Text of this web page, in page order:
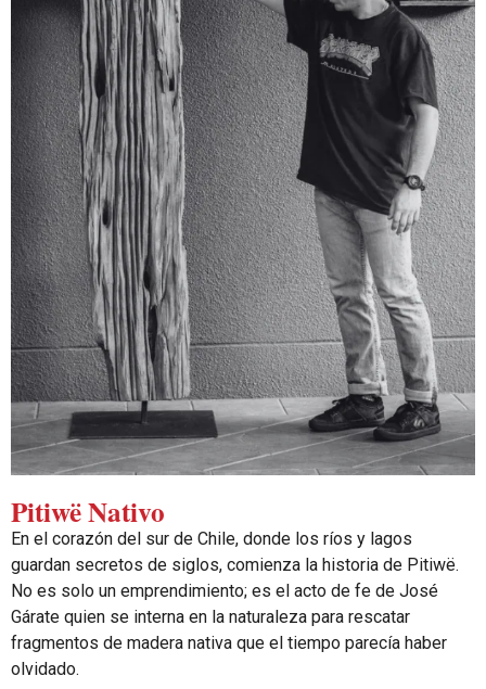
Pitiwë Nativo
En el corazón del sur de Chile, donde los ríos y lagos
guardan secretos de siglos, comienza la historia de Pitiwë.
No es solo un emprendimiento; es el acto de fe de José
Gárate quien se interna en la naturaleza para rescatar
fragmentos de madera nativa que el tiempo parecía haber
olvidado.